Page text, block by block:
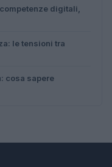
digitali,
le tensioni tra
cosa sapere